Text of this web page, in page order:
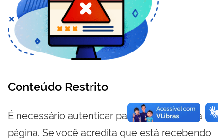
Conteúdo Restrito
É necessário autenticar para visualizar essa
página. Se você acredita que está recebendo